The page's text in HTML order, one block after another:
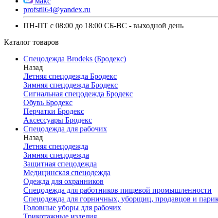
profstil64@yandex.ru
ПН-ПТ с 08:00 до 18:00 СБ-ВС - выходной день
Каталог товаров
Спецодежда Brodeks (Бродекс)
Назад
Летняя спецодежда Бродекс
Зимняя спецодежда Бродекс
Сигнальная спецодежда Бродекс
Обувь Бродекс
Перчатки Бродекс
Аксессуары Бродекс
Спецодежда для рабочих
Назад
Летняя спецодежда
Зимняя спецодежда
Защитная спецодежда
Медицинская спецодежда
Одежда для охранников
Спецодежда для работников пищевой промышленности
Спецодежда для горничных, уборщиц, продавцов и
Головные уборы для рабочих
Трикотажные изделия